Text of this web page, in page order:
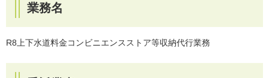
業務名
​R8上下水道料金コンビニエンスストア等収納代行業務